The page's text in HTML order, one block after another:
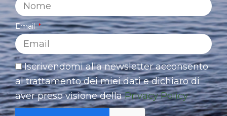
Email
Iscrivendomi alla newsletter acconsento
al trattamento dei miei dati e dichiaro di
aver preso visione dellaPrivacy Policy